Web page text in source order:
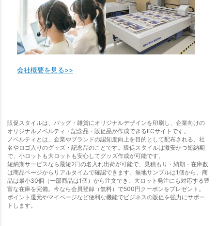
会社概要を見る>>
販促スタイルは、バッグ・雑貨にオリジナルデザインを印刷し、企業向けの
オリジナルノベルティ・記念品・販促品が作成できるECサイトです。
ノベルティとは、企業やブランドの認知度向上を目的として配布される、社
名やロゴ入りのグッズ・記念品のことです。販促スタイルは激安かつ短納期
で、小ロットも大ロットも安心してグッズ作成が可能です。
短納期サービスなら最短2日の名入れ出荷が可能で、見積もり・納期・在庫数
は商品ページからリアルタイムで確認できます。無地サンプルは1個から、商
品は最小30個（一部商品は1個）から注文でき、大ロット発注にも対応する豊
富な在庫を完備。今なら会員登録（無料）で500円クーポンをプレゼント。
ポイント還元やマイページなど便利な機能でビジネスの販促を強力にサポー
トします。